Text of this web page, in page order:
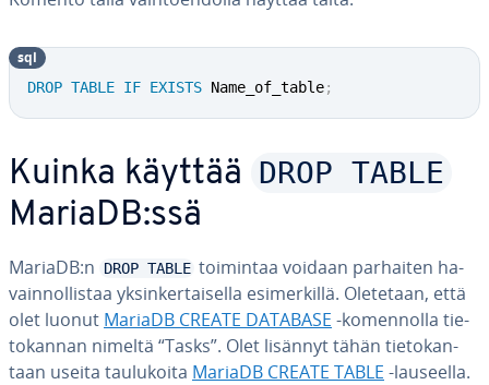
DROP TABLE IF EXISTS Name_of_table;
sql
Kuinka käyttää DROP TABLE
MariaDB:ssä
MariaDB:n DROP TABLE toimintaa voidaan parhaiten ha­
vain­nol­lis­taa yk­sin­ker­tai­sel­la esi­mer­kil­lä. Oletetaan, että
olet luonut MariaDB CREATE DATABASE -ko­men­nol­la tie­
to­kan­nan nimeltä “Tasks”. Olet lisännyt tähän tie­to­kan­
taan useita tau­lu­koi­ta MariaDB CREATE TABLE -lauseella.